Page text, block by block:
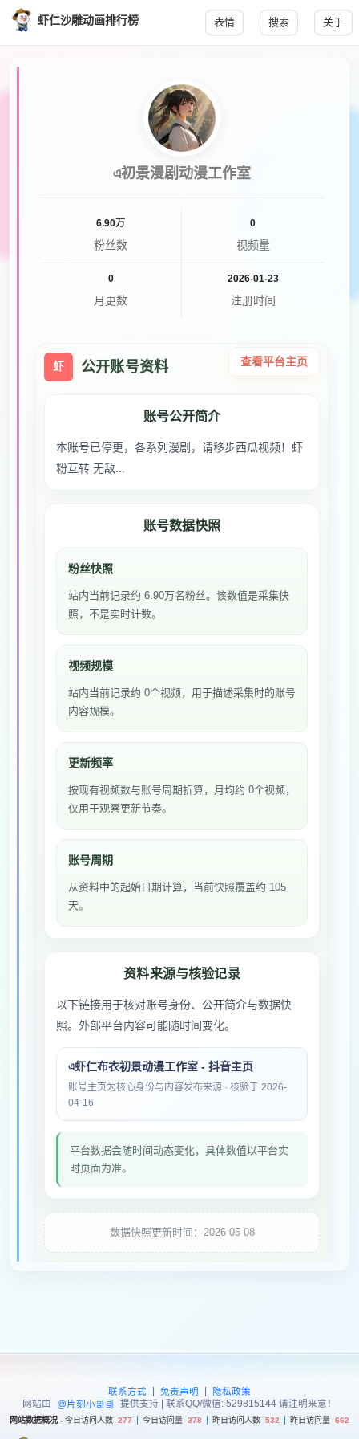
虾仁沙雕动画排行榜 表情 搜索 关于
এ初景漫剧动漫工作室
6.90万
粉丝数
0
视频量
0
月更数
2026-01-23
注册时间
虾 公开账号资料 查看平台主页
账号公开简介
本账号已停更，各系列漫剧，请移步西瓜视频！虾
粉互转 无敌...
账号数据快照
粉丝快照
站内当前记录约 6.90万名粉丝。该数值是采集快
照，不是实时计数。
视频规模
站内当前记录约 0个视频，用于描述采集时的账号
内容规模。
更新频率
按现有视频数与账号周期折算，月均约 0个视频，
仅用于观察更新节奏。
账号周期
从资料中的起始日期计算，当前快照覆盖约 105
天。
资料来源与核验记录
以下链接用于核对账号身份、公开简介与数据快
照。外部平台内容可能随时间变化。
এ虾仁布衣初景动漫工作室 - 抖音主页
账号主页为核心身份与内容发布来源 · 核验于 2026-
04-16
平台数据会随时间动态变化，具体数值以平台实
时页面为准。
数据快照更新时间：2026-05-08
联系方式 | 免责声明 |
隐私政策
网站由
@片刻小哥哥 提供支持 | 联系QQ/微信: 529815144 请注明来意！
网站数据概况 - 今日访问人数 277 今日访问量 378 昨日访问人数 532 昨日访问量 662